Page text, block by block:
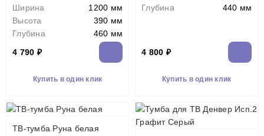
Ширина
1200 мм
Высота
390 мм
Глубина
460 мм
4 790 ₽
Купить в один клик
Глубина
440 мм
4 800 ₽
Купить в один клик
ТВ-тумба Руна белая